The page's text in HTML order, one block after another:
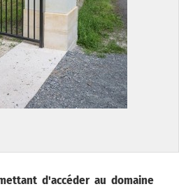
d'accéder au domaine